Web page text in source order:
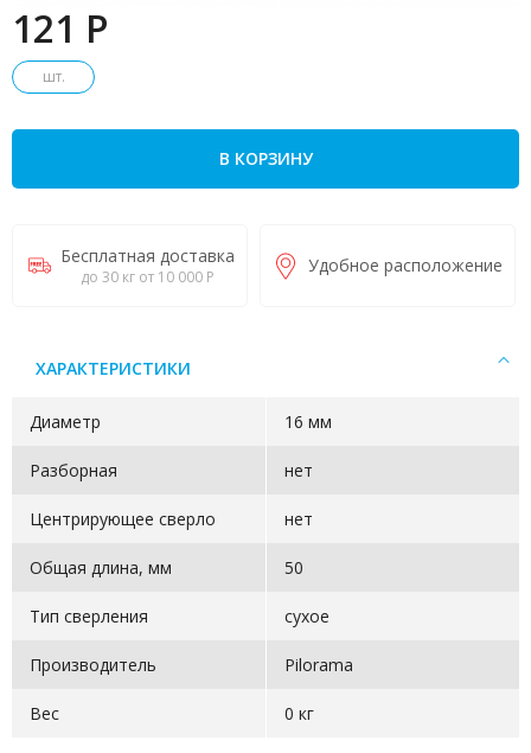
121 P
шт.
В КОРЗИНУ
Бесплатная доставка
до 30 кг от 10 000 Р
Удобное расположение
ХАРАКТЕРИСТИКИ
Диаметр 16 мм
Разборная нет
Центрирующее сверло нет
Общая длина, мм 50
Тип сверления сухое
Производитель Pilorama
Вес 0 кг